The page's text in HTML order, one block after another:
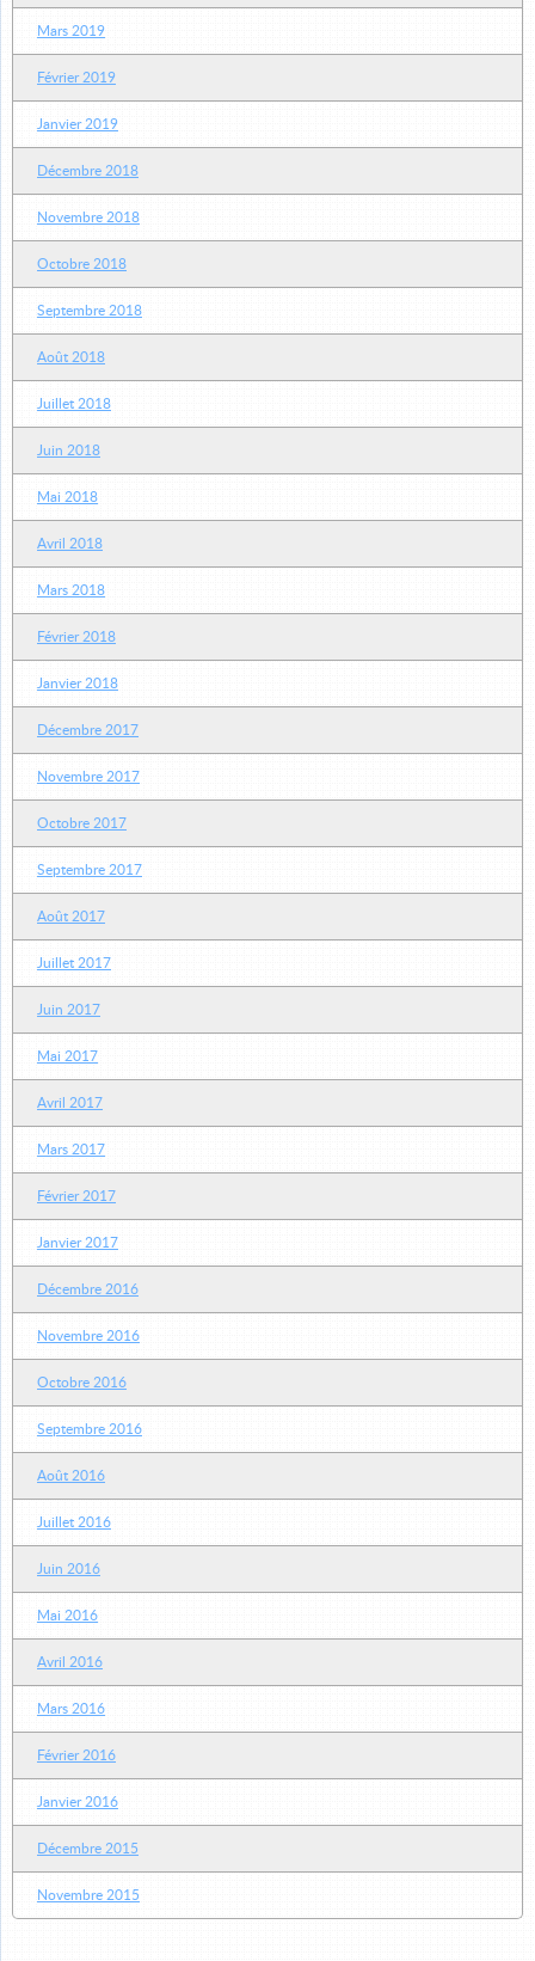
Mars 2019
Février 2019
Janvier 2019
Décembre 2018
Novembre 2018
Octobre 2018
Septembre 2018
Août 2018
Juillet 2018
Juin 2018
Mai 2018
Avril 2018
Mars 2018
Février 2018
Janvier 2018
Décembre 2017
Novembre 2017
Octobre 2017
Septembre 2017
Août 2017
Juillet 2017
Juin 2017
Mai 2017
Avril 2017
Mars 2017
Février 2017
Janvier 2017
Décembre 2016
Novembre 2016
Octobre 2016
Septembre 2016
Août 2016
Juillet 2016
Juin 2016
Mai 2016
Avril 2016
Mars 2016
Février 2016
Janvier 2016
Décembre 2015
Novembre 2015